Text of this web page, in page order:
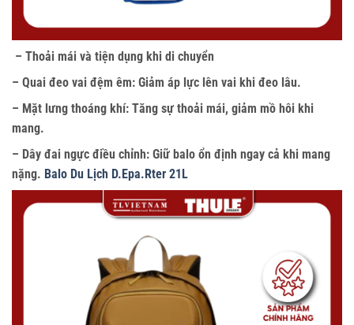
– Thoải mái và tiện dụng khi di chuyển
– Quai đeo vai đệm êm: Giảm áp lực lên vai khi đeo lâu.
– Mặt lưng thoáng khí: Tăng sự thoải mái, giảm mồ hôi khi
mang.
– Dây đai ngực điều chỉnh: Giữ balo ổn định ngay cả khi mang
nặng. Balo Du Lịch D.Epa.Rter 21L